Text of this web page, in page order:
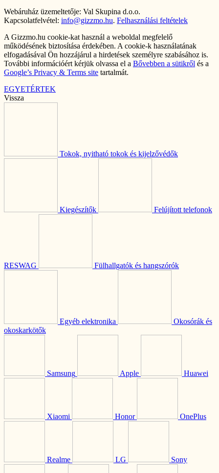
Webáruház üzemeltetője: Val Skupina d.o.o.
Kapcsolatfelvétel: info@gizzmo.hu. Felhasználási feltételek
A Gizzmo.hu cookie-kat használ a weboldal megfelelő
működésének biztosítása érdekében. A cookie-k használatának
elfogadásával Ön hozzájárul a hirdetések személyre szabásához is.
További információért kérjük olvassa el a Bővebben a sütikről és a
Google’s Privacy & Terms site tartalmát.
EGYETÉRTEK
Vissza
Tokok, nyitható tokok és kijelzővédők
Kiegészítők Felújított telefonok
RESWAG Fülhallgatók és hangszórók
Egyéb elektronika
Okosórák és
okoskarkötők
Samsung Apple Huawei
Xiaomi Honor OnePlus
Realme LG Sony